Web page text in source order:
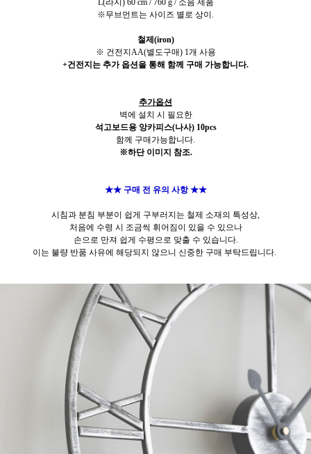
L(라지) 60 cm / 760 g / 소음 제품
※무브먼트는 사이즈 별로 상이.
철제(iron)
※ 건전지AA(별도구매) 1개 사용
+건전지는 추가 옵션을 통해 함께 구매 가능합니다.
추가옵션
벽에 설치 시 필요한
석고보드용 앙카피스(나사) 10pcs
함께 구매가능합니다.
※하단 이미지 참조.
★★ 구매 전 유의 사항 ★★
시침과 분침 부분이 쉽게 구부러지는 철제 소재의 특성상,
처음에 수령 시 조금씩 휘어짐이 있을 수 있으나
손으로 만져 쉽게 수평으로 맞출 수 있습니다.
이는 불량 반품 사유에 해당되지 않으니 신중한 구매 부탁드립니다.